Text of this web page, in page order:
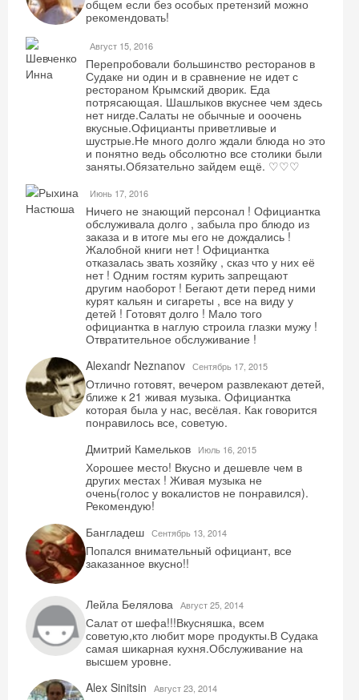
общем если без особых претензий можно
рекомендовать!
Август 15, 2016
Перепробовали большинство ресторанов в
Судаке ни один и в сравнение не идет с
рестораном Крымский дворик. Еда
потрясающая. Шашлыков вкуснее чем здесь
нет нигде.Салаты не обычные и ооочень
вкусные.Официанты приветливые и
шустрые.Не много долго ждали блюда но это
и понятно ведь обсолютно все столики были
заняты.Обязательно зайдем ещё. ♡♡♡
Июнь 17, 2016
Ничего не знающий персонал ! Официантка
обслуживала долго , забыла про блюдо из
заказа и в итоге мы его не дождались !
Жалобной книги нет ! Официантка
отказалась звать хозяйку , сказ что у них её
нет ! Одним гостям курить запрещают
другим наоборот ! Бегают дети перед ними
курят кальян и сигареты , все на виду у
детей ! Готовят долго ! Мало того
официантка в наглую строила глазки мужу !
Отвратительное обслуживание !
Alexandr Neznanov Сентябрь 17, 2015
Отлично готовят, вечером развлекают детей,
ближе к 21 живая музыка. Официантка
которая была у нас, весёлая. Как говорится
понравилось все, советую.
Дмитрий Камельков
Июль 16, 2015
Хорошее место! Вкусно и дешевле чем в
других местах ! Живая музыка не
очень(голос у вокалистов не понравился).
Рекомендую!
Бангладеш Сентябрь 13, 2014
Попался внимательный официант, все
заказанное вкусно!!
Лейла Белялова Август 25, 2014
Салат от шефа!!!Вкусняшка, всем
советую,кто любит море продукты.В Судака
самая шикарная кухня.Обслуживание на
высшем уровне.
Alex Sinitsin
Август 23, 2014
Скидка −5%
Хочешь дешевле? Оставь почту и получи
промокод на первое бронирование!
Получить промокод